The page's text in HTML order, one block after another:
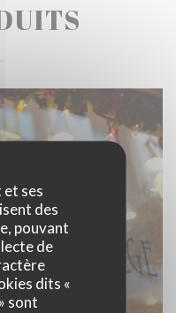
ses
des
pouvant
de
dits «
sont